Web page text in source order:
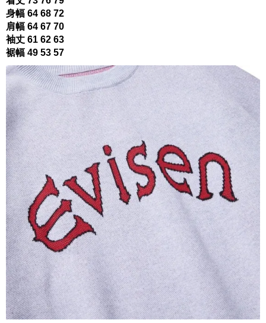
身幅 64 68 72
肩幅 64 67 70
袖丈 61 62 63
裾幅 49 53 57